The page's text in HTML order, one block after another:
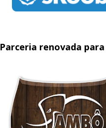
Parceria renovada para